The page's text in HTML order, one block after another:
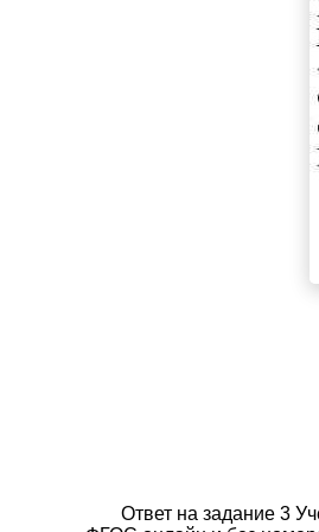
Ответ на задание 3